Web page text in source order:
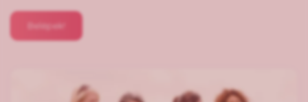
Belépek!